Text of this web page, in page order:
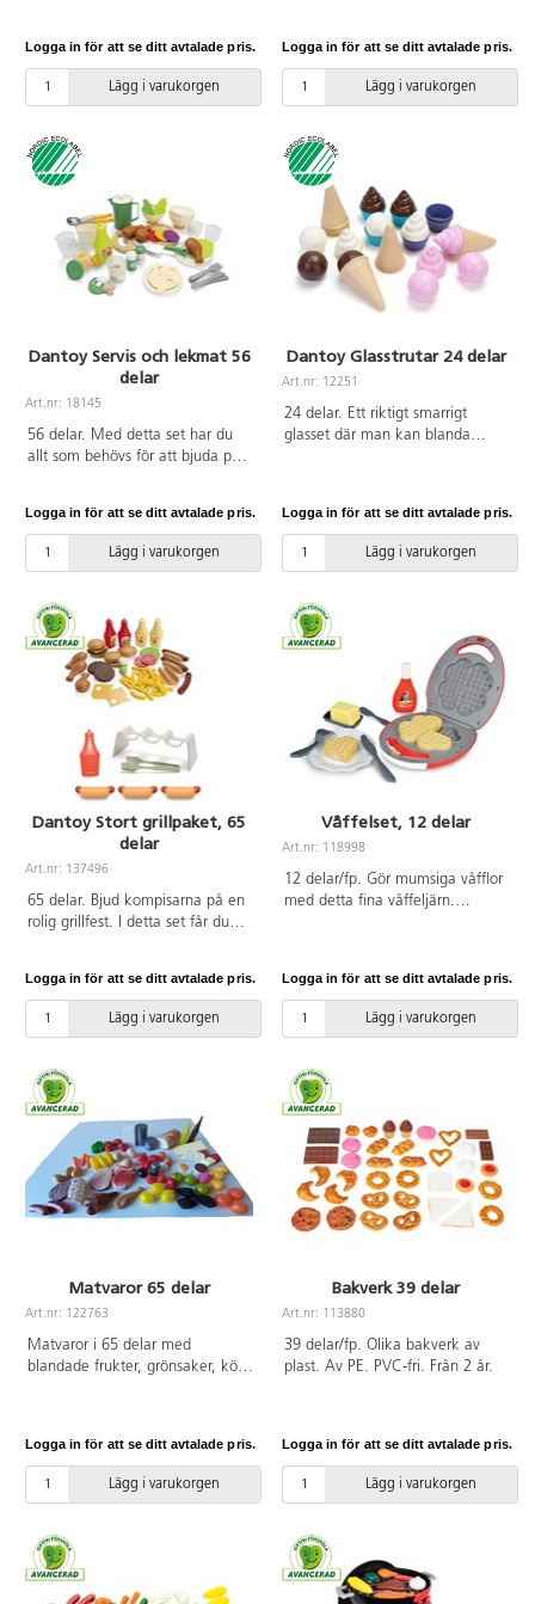
samtidigt som du leker och har
roligt. Mått: kakor ø 5 cm. Från 2
Logga in för att se ditt avtalade pris.
Lägg i varukorgen
Logga in för att se ditt avtalade pris.
Lägg i varukorgen
Dantoy Servis och lekmat 56
delar
Art.nr: 18145
56 delar. Med detta set har du
allt som behövs för att bjuda på
champinjoner, tomat, sallad, ost,
salladsskål och salladsbestick.
Det finns även skärbräda och
peppar, skålar, tallrikar, glas och
bestick. Av livsmedelsgodkänd
PE och PP. Kan handdiskas.
Svanenmärkt, licensnummer
50950001. PVC-fri. Från 2 år.
Logga in för att se ditt avtalade pris.
Lägg i varukorgen
Dantoy Glasstrutar 24 delar
Art.nr: 12251
24 delar. Ett riktigt smarrigt
glasset där man kan blanda
Svanenmärkt, licensnummer
Logga in för att se ditt avtalade pris.
Lägg i varukorgen
Dantoy Stort grillpaket, 65
delar
Art.nr: 137496
65 delar. Bjud kompisarna på en
rolig grillfest. I detta set får du
med bröd, kycklingklubbor,
sallad, tomatskivor, ostskivor,
pommes frites, ketchup och
Svanenmärkt, licensnummer
50950001. Från 2 år.
Logga in för att se ditt avtalade pris.
Lägg i varukorgen
Våffelset, 12 delar
Art.nr: 118998
12 delar/fp. Gör mumsiga våfflor
med detta fina våffeljärn.
ha till våfflan. Med ljus- och
ljudeffekt som drivs av
medföljande 2 st AAA-batterier
Logga in för att se ditt avtalade pris.
Lägg i varukorgen
Matvaror 65 delar
Art.nr: 122763
Matvaror i 65 delar med
blandade frukter, grönsaker, kött
Logga in för att se ditt avtalade pris.
Lägg i varukorgen
Bakverk 39 delar
Art.nr: 113880
39 delar/fp. Olika bakverk av
plast. Av PE. PVC-fri. Från 2 år.
Logga in för att se ditt avtalade pris.
Lägg i varukorgen